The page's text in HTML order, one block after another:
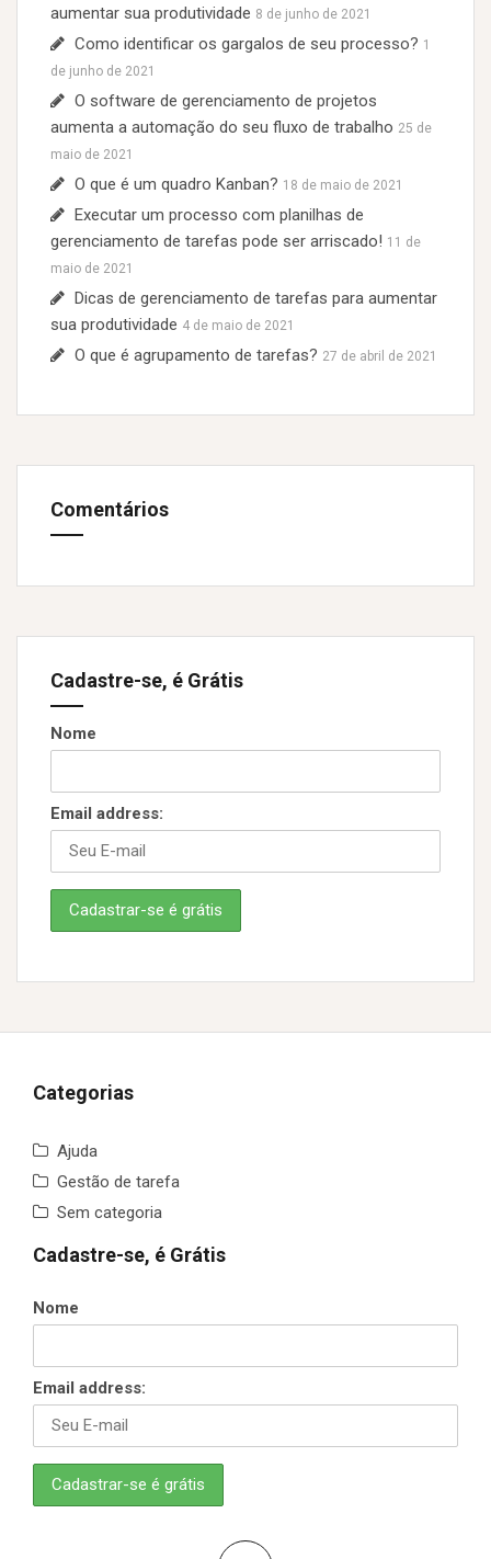
aumentar sua produtividade 8 de junho de 2021
Como identificar os gargalos de seu processo? 1
de junho de 2021
O software de gerenciamento de projetos
aumenta a automação do seu fluxo de trabalho 25 de
maio de 2021
O que é um quadro Kanban? 18 de maio de 2021
Executar um processo com planilhas de
gerenciamento de tarefas pode ser arriscado! 11 de
maio de 2021
Dicas de gerenciamento de tarefas para aumentar
sua produtividade 4 de maio de 2021
O que é agrupamento de tarefas? 27 de abril de 2021
Comentários
Cadastre-se, é Grátis
Nome
Email address:
Categorias
Ajuda
Gestão de tarefa
Sem categoria
Cadastre-se, é Grátis
Nome
Email address: